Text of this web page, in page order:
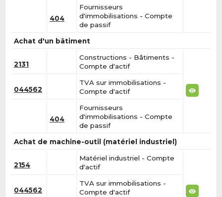
404
Fournisseurs
d'immobilisations - Compte
de passif
Achat d'un bâtiment
2131
Constructions - Bâtiments -
Compte d'actif
044562
TVA sur immobilisations -
Compte d'actif
404
Fournisseurs
d'immobilisations - Compte
de passif
Achat de machine-outil (matériel industriel)
2154
Matériel industriel - Compte
d'actif
044562
TVA sur immobilisations -
Compte d'actif